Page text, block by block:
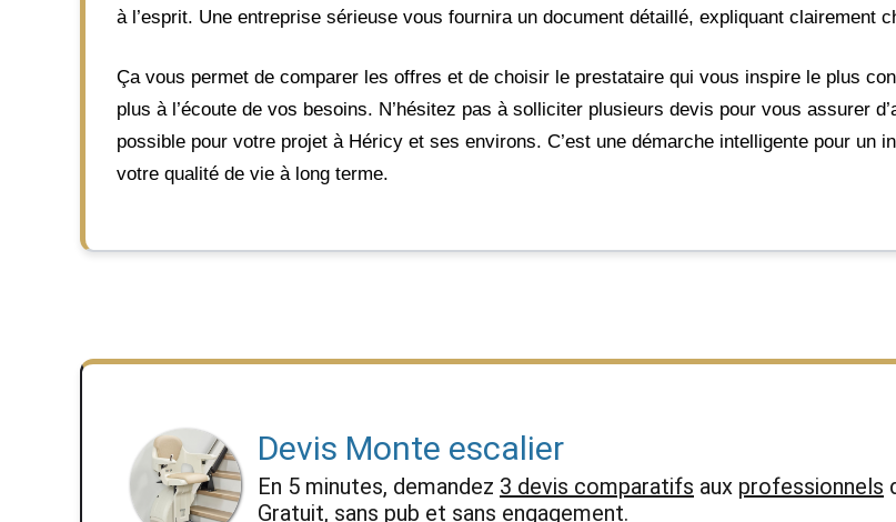
à l’esprit. Une entreprise sérieuse vous fournira un document détaillé, expliquant clairement
Ça vous permet de comparer les offres et de choisir le prestataire qui vous inspire le plus
plus à l’écoute de vos besoins. N’hésitez pas à solliciter plusieurs devis pour vous assurer
possible pour votre projet à Héricy et ses environs. C’est une démarche intelligente pour un
votre qualité de vie à long terme.
Devis Monte escalier
En 5 minutes, demandez 3 devis comparatifs aux professionnels
Gratuit, sans pub et sans engagement.